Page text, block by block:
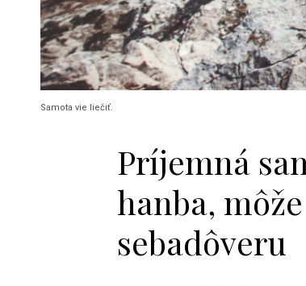
Samota vie liečiť.
Príjemná
hanba,
sebadôveru